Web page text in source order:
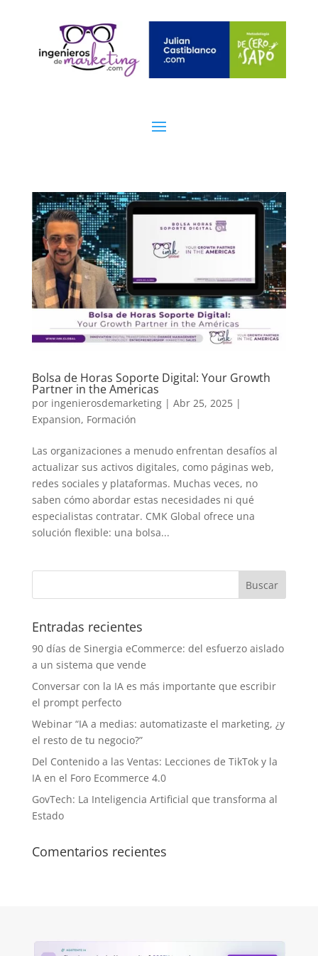
Bolsa de Horas Soporte Digital: Your Growth
Partner in the Americas
por ingenierosdemarketing| Abr 25, 2025|
Expansion, Formación
Las organizaciones a menudo enfrentan desafíos al
actualizar sus activos digitales, como páginas web,
redes sociales y plataformas. Muchas veces, no
saben cómo abordar estas necesidades ni qué
especialistas contratar. CMK Global ofrece una
solución flexible: una bolsa...
Entradas recientes
90 días de Sinergia eCommerce: del esfuerzo aislado
a un sistema que vende
Conversar con la IA es más importante que escribir
el prompt perfecto
Webinar “IA a medias: automatizaste el marketing, ¿y
el resto de tu negocio?”
Del Contenido a las Ventas: Lecciones de TikTok y la
IA en el Foro Ecommerce 4.0
GovTech: La Inteligencia Artificial que transforma al
Estado
Comentarios recientes